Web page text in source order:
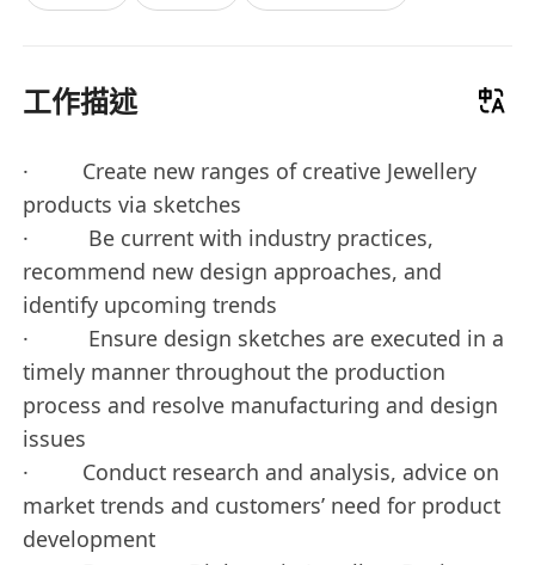
工作描述
· Create new ranges of creative Jewellery
products via sketches
· Be current with industry practices,
recommend new design approaches, and
identify upcoming trends
· Ensure design sketches are executed in a
timely manner throughout the production
process and resolve manufacturing and design
issues
· Conduct research and analysis, advice on
market trends and customers’ need for product
development